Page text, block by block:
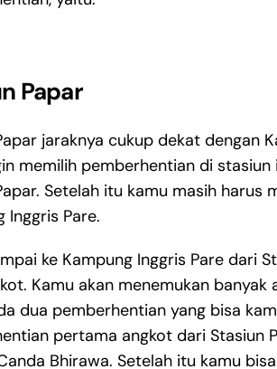
Papar
jaraknya cukup dekat dengan
memilih pemberhentian di
Setelah itu kamu masih
Inggris Pare.
ke Kampung Inggris Pare dari
Kamu akan menemukan
dua pemberhentian yang bisa
pertama angkot dari Stasiun
Bhirawa. Setelah itu kamu